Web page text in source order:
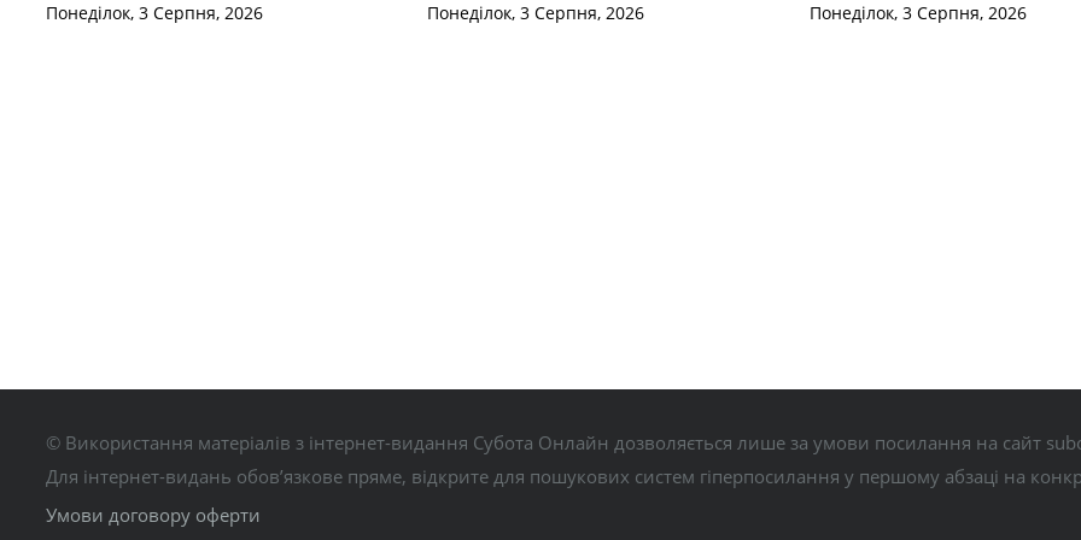
Понеділок, 3 Серпня, 2026 Понеділок, 3 Серпня, 2026 Понеділок, 3 Серпня, 2026
© Використання матеріалів з інтернет-видання Субота Онлайн дозволяється лише за умови посилання на сайт
Для інтернет-видань обов’язкове пряме, відкрите для пошукових систем гіперпосилання у першому абзаці на
Умови договору оферти